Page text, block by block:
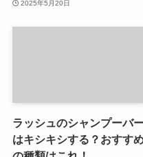
2025年5月20日
ラッシュのシャンプーバ
はキシキシする？おすす